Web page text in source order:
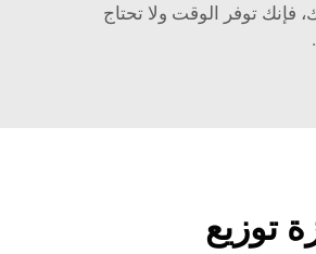
فإنك توفر الوقت ولا تحتاج
توزيع